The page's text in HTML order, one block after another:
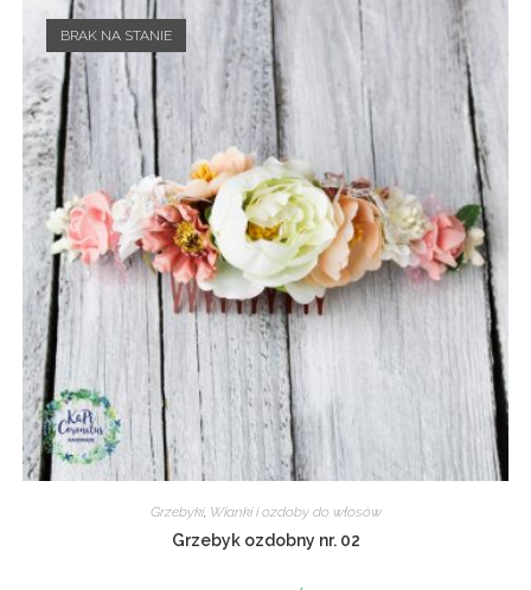
BRAK NA STANIE
Grzebyki, Wianki i ozdoby do włosów
Grzebyk ozdobny nr. 02